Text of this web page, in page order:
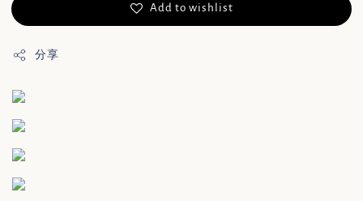
Add to wishlist
分享